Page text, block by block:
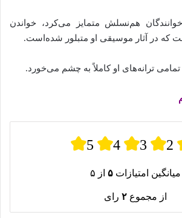
هم‌نسلش متمایز می‌کرد، خواندن
که در آثار موسیقی او متبلور شده‌است.
ترانه‌های او کاملاً به چشم می‌خورد.
5 4 3 2
میانگین امتیازات ۵ از ۵
از مجموع ۲ رای